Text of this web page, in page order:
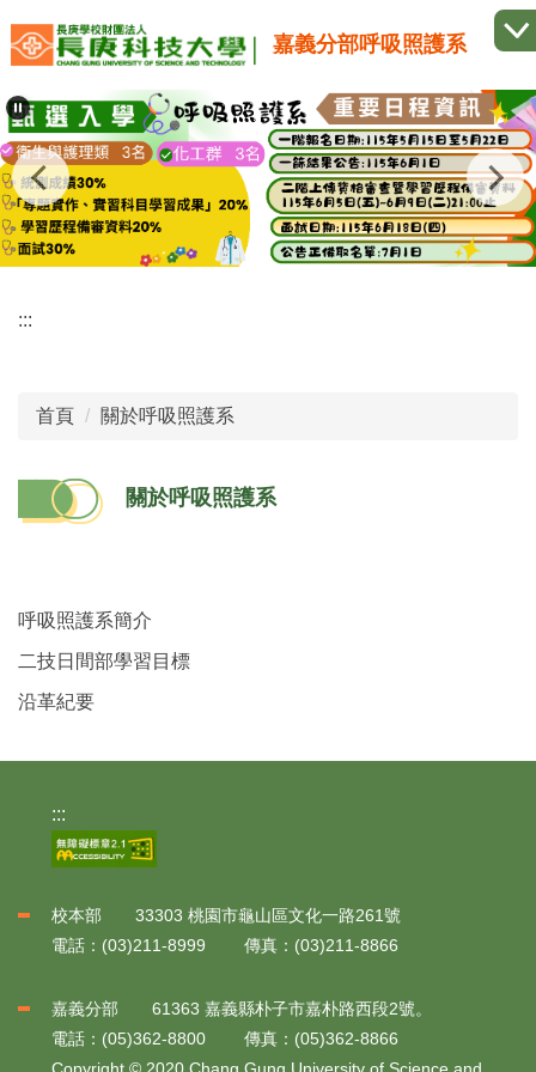
到
要
內
容
區
嘉義分部呼吸照護系
:::
首頁 關於呼吸照護系
關於呼吸照護系
呼吸照護系簡介
二技日間部學習目標
沿革紀要
:::
校本部 33303 桃園市龜山區文化一路261號
電話：(03)211-8999 傳真：(03)211-8866
嘉義分部 61363 嘉義縣朴子市嘉朴路西段2號。
電話：(05)362-8800 傳真：(05)362-8866